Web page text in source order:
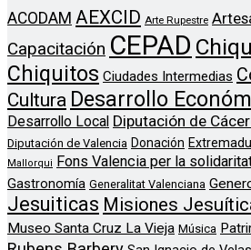
ACODAM AEXCID Arte Rupestre
Capacitación CEPAD
Chiquitos Ciudades Intermedias
Cultura Desarrollo
Desarrollo Local Diputación de
Diputación de Valencia Donación
Mallorqui
Fons Valencia per la
Gastronomía Generalitat Valenciana
Jesuiticas Misiones
Museo Santa Cruz La Vieja Música